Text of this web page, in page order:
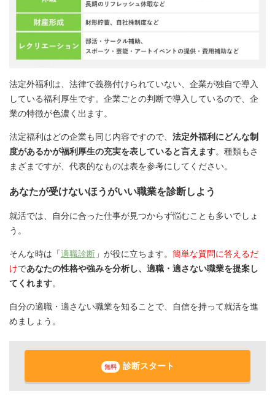
法定外福利は、法律で義務付けられていない、企業が独自で導入
している福利厚生です。企業ごとの判断で導入しているので、企
業の特徴が色濃く出ます。
法定福利はどの企業も同じ内容ですので、 法定外福利にどんな制
度があるかが福利厚生の充実を表していると言えます。種類もさ
まざまですが、代表的なものは表を参考にしてください。
あなたが受けないほうがいい職業を診断しよう
就活では、自分に合った仕事が見つからず悩むことも多いでしょ
う。
そんな時は「適職診断 」が役に立ちます。 簡単な質問に答えるだ
けであなたの性格や強みを分析し、適職・適さない職業を提案し
てくれます。
自分の適職・適さない職業を知ることで、自信を持って就活を進
めましょう。
無料 診断スタート